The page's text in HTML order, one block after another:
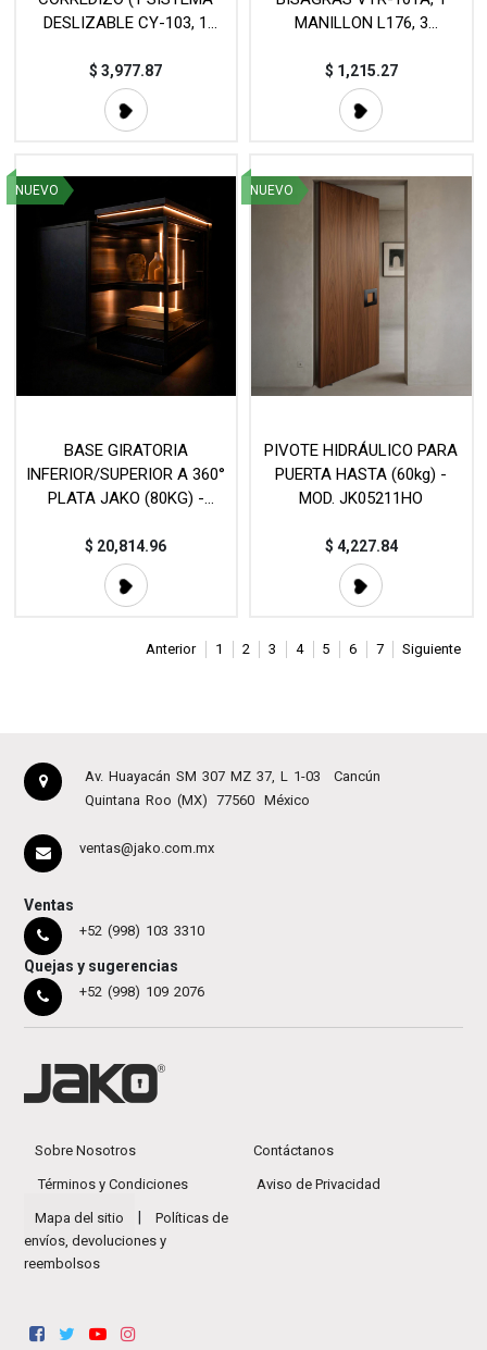
DESLIZABLE CY-103, 1
822, 3 CONECTORES VTR-
871S) - MOD. KIT2
$3,977.87
MANILLON L176, 3
PERFIL POLICARBONATO
VTR-206C12T) MOD. KIT1
$ 1,215.27
NUEVO
BASE GIRATORIA
INFERIOR/SUPERIOR A 360°
PLATA JAKO (80KG) -
$ 20,814.96
NUEVO
PIVOTE HIDRÁULICO PARA
PUERTA HASTA (60kg) -
MOD. JK05211HO
$ 4,227.84
Anterior 1 2 3 4 5 6 7 Siguiente
Av. Huayacán SM 307 MZ 37, L 1-03
Cancún
Quintana Roo (MX)
77560 México
ventas@jako.com.mx
Ventas
+52 (998) 103 3310
Quejas y sugerencias
+52 (998) 109 2076
Sobre Nosotros Contáctanos
Términos y Condiciones Aviso de Privacidad
Mapa del sitio
Políticas de
envíos, devoluciones y
reembolsos